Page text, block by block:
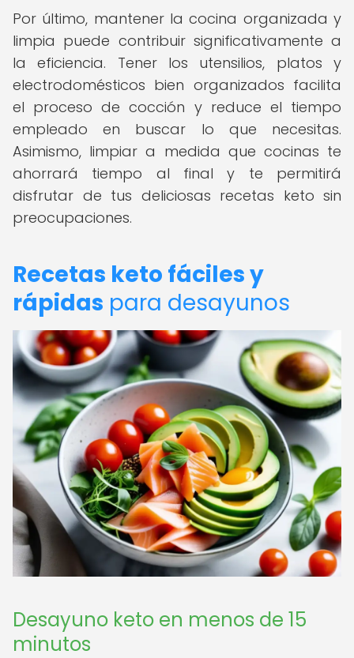
Por último, mantener la cocina organizada y
limpia puede contribuir significativamente a
la eficiencia. Tener los utensilios, platos y
electrodomésticos bien organizados facilita
el proceso de cocción y reduce el tiempo
empleado en buscar lo que necesitas.
Asimismo, limpiar a medida que cocinas te
ahorrará tiempo al final y te permitirá
disfrutar de tus deliciosas recetas keto sin
preocupaciones.
Recetas keto fáciles y
rápidas para desayunos
Desayuno keto en menos de 15
minutos